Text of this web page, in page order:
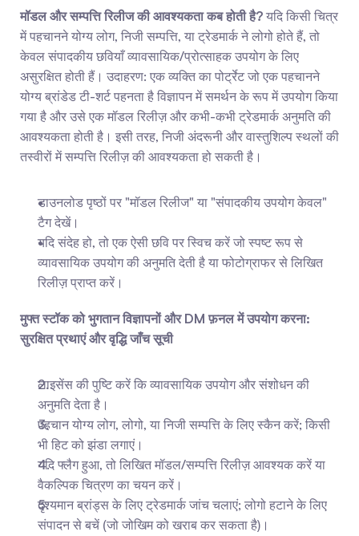
मॉडल और सम्पत्ति रिलीज की आवश्यकता कब होती है? यदि किसी चित्र
में पहचानने योग्य लोग, निजी सम्पत्ति, या ट्रेडमार्क ने लोगो होते हैं, तो
केवल संपादकीय छवियाँ व्यावसायिक/प्रोत्साहक उपयोग के लिए
असुरक्षित होती हैं। उदाहरण: एक व्यक्ति का पोर्ट्रेट जो एक पहचानने
योग्य ब्रांडेड टी-शर्ट पहनता है विज्ञापन में समर्थन के रूप में उपयोग किया
गया है और उसे एक मॉडल रिलीज़ और कभी-कभी ट्रेडमार्क अनुमति की
आवश्यकता होती है। इसी तरह, निजी अंदरूनी और वास्तुशिल्प स्थलों की
तस्वीरों में सम्पत्ति रिलीज़ की आवश्यकता हो सकती है।
डाउनलोड पृष्ठों पर "मॉडल रिलीज" या "संपादकीय उपयोग केवल"
टैग देखें।
यदि संदेह हो, तो एक ऐसी छवि पर स्विच करें जो स्पष्ट रूप से
व्यावसायिक उपयोग की अनुमति देती है या फोटोग्राफर से लिखित
रिलीज़ प्राप्त करें।
मुफ्त स्टॉक को भुगतान विज्ञापनों और DM फ़नल में उपयोग करना:
सुरक्षित प्रथाएं और वृद्धि जाँच सूची
लाइसेंस की पुष्टि करें कि व्यावसायिक उपयोग और संशोधन की
अनुमति देता है।
पहचान योग्य लोग, लोगो, या निजी सम्पत्ति के लिए स्कैन करें; किसी
भी हिट को झंडा लगाएं।
यदि फ्लैग हुआ, तो लिखित मॉडल/सम्पत्ति रिलीज़ आवश्यक करें या
वैकल्पिक चित्रण का चयन करें।
दृश्यमान ब्रांड्स के लिए ट्रेडमार्क जांच चलाएं; लोगो हटाने के लिए
संपादन से बचें (जो जोखिम को खराब कर सकता है)।